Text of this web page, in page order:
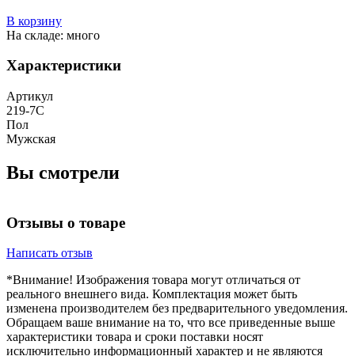
В корзину
На складе: много
Характеристики
Артикул
219-7C
Пол
Мужская
Вы смотрели
Отзывы о товаре
Написать отзыв
*Внимание! Изображения товара могут отличаться от
реального внешнего вида. Комплектация может быть
изменена производителем без предварительного уведомления.
Обращаем ваше внимание на то, что все приведенные выше
характеристики товара и сроки поставки носят
исключительно информационный характер и не являются